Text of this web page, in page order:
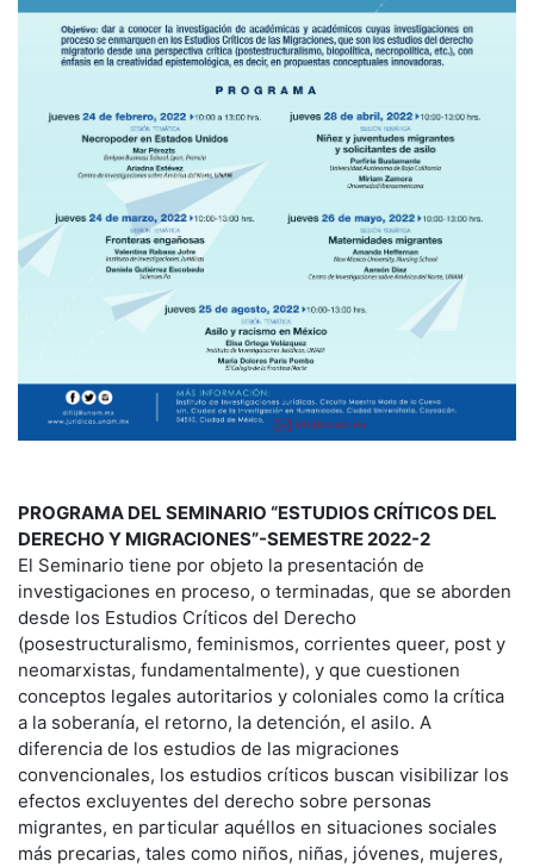
PROGRAMA DEL SEMINARIO “ESTUDIOS CRÍTICOS DEL
DERECHO Y MIGRACIONES”-SEMESTRE 2022-2
El Seminario tiene por objeto la presentación de
investigaciones en proceso, o terminadas, que se aborden
desde los Estudios Críticos del Derecho
(posestructuralismo, feminismos, corrientes queer, post y
neomarxistas, fundamentalmente), y que cuestionen
conceptos legales autoritarios y coloniales como la crítica
a la soberanía, el retorno, la detención, el asilo. A
diferencia de los estudios de las migraciones
convencionales, los estudios críticos buscan visibilizar los
efectos excluyentes del derecho sobre personas
migrantes, en particular aquéllos en situaciones sociales
más precarias, tales como niños, niñas, jóvenes, mujeres,